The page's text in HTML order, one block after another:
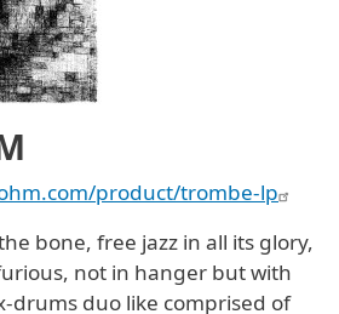
product/trombe-lp
bone, free jazz in all its glory,
not in hanger but with
"joie de vivre." A sax-drums duo like comprised of